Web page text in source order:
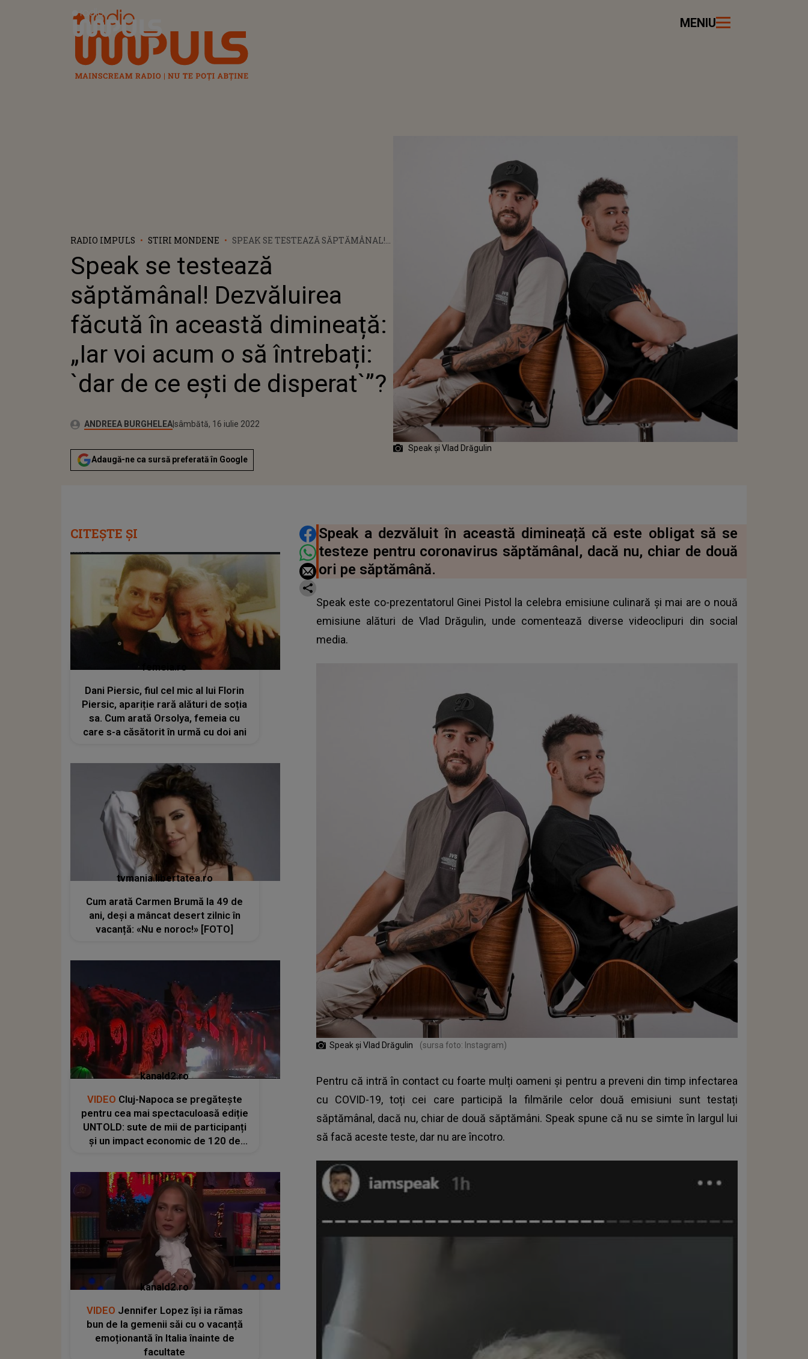
Radio Impuls MENIU
RADIO IMPULS STIRI MONDENE
SPEAK SE TESTEAZĂ SĂPTĂMÂNAL!
DIMINEAȚĂ: „IAR VOI ACUM O SĂ
ÎNTREBAȚI: `DAR DE CE EȘTI DE
DISPERAT`”?
Speak se testează
săptămânal! Dezvăluirea
făcută în această dimineață:
„Iar voi acum o să întrebați:
`dar de ce ești de disperat`”?
Autor:ANDREEA BURGHELEAPublicat:
luni, 16 noiembrie 2020
Actualizat:
sâmbătă, 16 iulie 2022
Adaugă-ne ca sursă preferată în Google
Speak și Vlad Drăgulin
DISTRIBUIE ARTICOLUL
Speak a dezvăluit în această dimineață că este obligat să se
testeze pentru coronavirus săptămânal, dacă nu, chiar de două
ori pe săptămână.
Speak este co-prezentatorul Ginei Pistol la celebra emisiune culinară și mai are o nouă
emisiune alături de Vlad Drăgulin, unde comentează diverse videoclipuri din social
media.
Speak și Vlad Drăgulin (sursa foto: Instagram)
Pentru că intră în contact cu foarte mulți oameni și pentru a preveni din timp infectarea
cu COVID-19, toți cei care participă la filmările celor două emisiuni sunt testați
săptămânal, dacă nu, chiar de două săptămâni. Speak spune că nu se simte în largul lui
să facă aceste teste, dar nu are încotro.
CITEȘTE ȘI
femeia.ro
Dani Piersic, fiul cel mic al lui Florin
Piersic, apariție rară alături de soția
sa. Cum arată Orsolya, femeia cu
care s-a căsătorit în urmă cu doi ani
tvmania.libertatea.ro
Cum arată Carmen Brumă la 49 de
ani, deși a mâncat desert zilnic în
vacanță: «Nu e noroc!» [FOTO]
kanald2.ro
VIDEO Cluj-Napoca se pregătește
pentru cea mai spectaculoasă ediție
UNTOLD: sute de mii de participanți
și un impact economic de 120 de
kanald2.ro
VIDEO Jennifer Lopez își ia rămas
bun de la gemenii săi cu o vacanță
emoționantă în Italia înainte de
facultate